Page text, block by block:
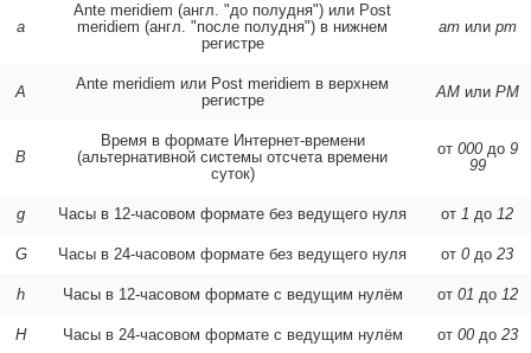
a
Ante meridiem (англ. "до полудня") или Post
meridiem (англ. "после полудня") в нижнем
регистре
am или pm
A
Ante meridiem или Post meridiem в верхнем
регистре
AM или PM
B
Время в формате Интернет-времени
(альтернативной системы отсчета времени
суток)
от 000 до 9
99
g Часы в 12-часовом формате без ведущего нуля от 1 до 12
G Часы в 24-часовом формате без ведущего нуля от 0 до 23
h Часы в 12-часовом формате с ведущим нулём от 01 до 12
H Часы в 24-часовом формате с ведущим нулём от 00 до 23